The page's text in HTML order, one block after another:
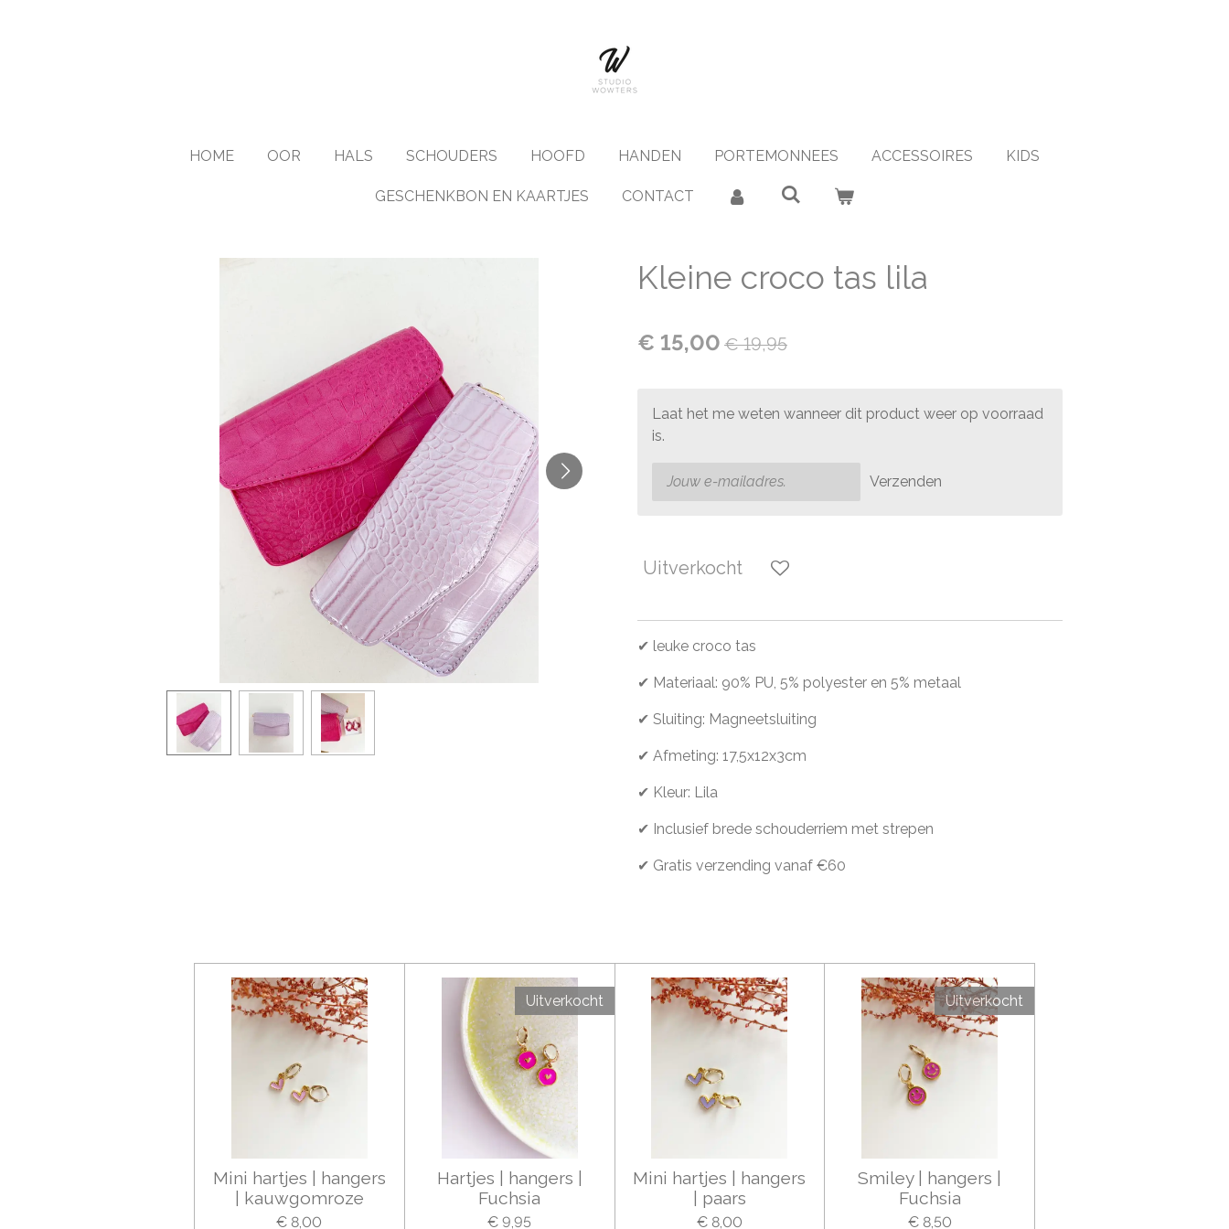
HOME OOR HALS SCHOUDERS HOOFD HANDEN PORTEMONNEES ACCESSOIRES KIDS
GESCHENKBON EN KAARTJES CONTACT
Kleine croco tas lila
€ 15,00 € 19,95
Laat het me weten wanneer dit product weer op voorraad
is.
Verzenden
Uitverkocht
✔ leuke croco tas
✔ Materiaal: 90% PU, 5% polyester en 5% metaal
✔ Sluiting: Magneetsluiting
✔ Afmeting: 17,5x12x3cm
✔ Kleur: Lila
✔ Inclusief brede schouderriem met strepen
✔ Gratis verzending vanaf €60
Mini hartjes | hangers
| kauwgomroze
€ 8,00
Uitverkocht
Hartjes | hangers |
Fuchsia
€ 9,95
Mini hartjes | hangers
| paars
€ 8,00
Uitverkocht
Smiley | hangers |
Fuchsia
€ 8,50